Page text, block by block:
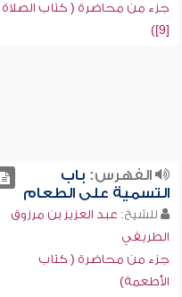
جزء من محاضرة ( كتاب الصلاة
[9])
الفهرس: باب
التسمية على الطعام
للشيخ: عبد العزيز بن مرزوق
الطريفي
جزء من محاضرة ( كتاب
الأطعمة)